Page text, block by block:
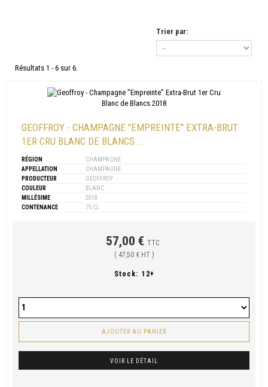
Trier par:
Résultats 1 - 6 sur 6.
GEOFFROY - CHAMPAGNE "EMPREINTE" EXTRA-BRUT
1ER CRU BLANC DE BLANCS...
RÉGION
CHAMPAGNE
APPELLATION
CHAMPAGNE
PRODUCTEUR
GEOFFROY
COULEUR
BLANC
MILLÉSIME
2018
CONTENANCE
75 CL
57,00 € TTC
( 47,50 € HT )
Stock: 12+
AJOUTER AU PANIER
VOIR LE DÉTAIL